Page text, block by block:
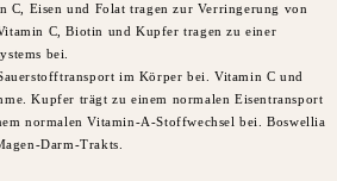
C, Eisen und Folat tragen zur Verringerung von
C, Biotin und Kupfer tragen zu einer
bei.
im Körper bei. Vitamin C und
Kupfer trägt zu einem normalen Eisentransport
normalen Vitamin-A-Stoffwechsel bei. Boswellia
Darm-Trakts.